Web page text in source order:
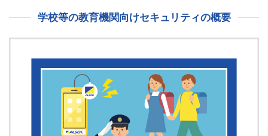
学校等の教育機関向けセキュリティの概要